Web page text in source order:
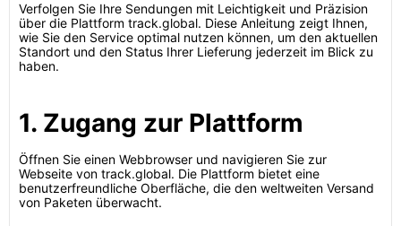
Verfolgen Sie Ihre Sendungen mit Leichtigkeit und Präzision
über die Plattform track.global. Diese Anleitung zeigt Ihnen,
wie Sie den Service optimal nutzen können, um den aktuellen
Standort und den Status Ihrer Lieferung jederzeit im Blick zu
haben.
1. Zugang zur Plattform
Öffnen Sie einen Webbrowser und navigieren Sie zur
Webseite von track.global. Die Plattform bietet eine
benutzerfreundliche Oberfläche, die den weltweiten Versand
von Paketen überwacht.